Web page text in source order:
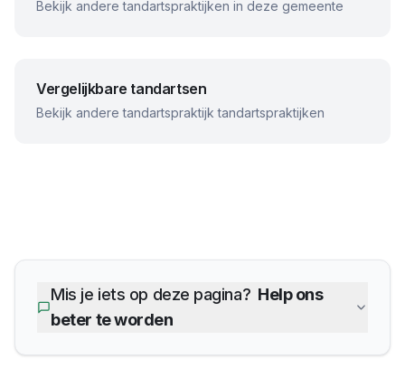
Bekijk andere tandartspraktijken in deze gemeente
Vergelijkbare tandartsen
Bekijk anderetandartspraktijk tandartspraktijken
Mis je iets op deze pagina? Help ons
beter te worden